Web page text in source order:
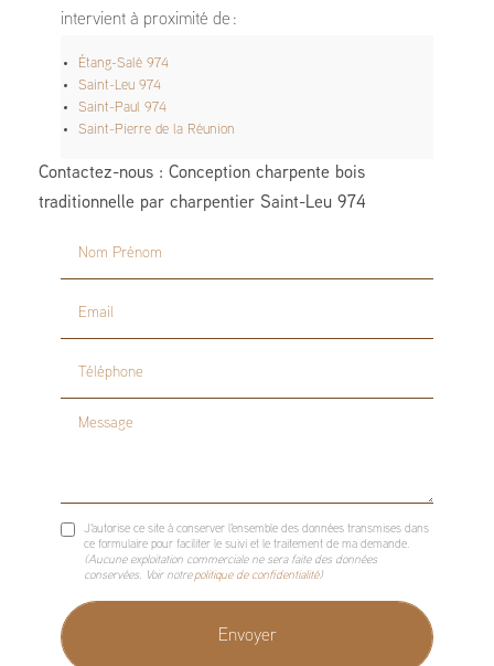
intervient à proximité de :
Étang-Salé 974
Saint-Leu 974
Saint-Paul 974
Saint-Pierre de la Réunion
Contactez-nous : Conception charpente bois
traditionnelle par charpentier Saint-Leu 974
Nom Prénom
Email
Téléphone
Message
J'autorise ce site à conserver l'ensemble des données transmises dans
ce formulaire pour faciliter le suivi et le traitement de ma demande.
(Aucune exploitation commerciale ne sera faite des données
conservées. Voir notre politique de confidentialité)